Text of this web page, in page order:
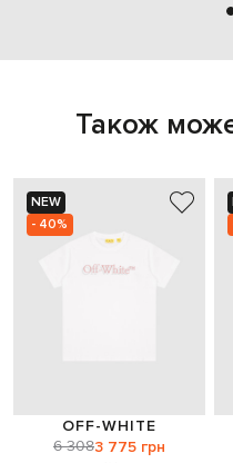
Також
NEW
- 40%
OFF-WHITE
6 3083 775 грн